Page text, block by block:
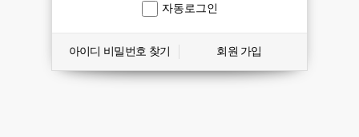
자동로그인
아이디 비밀번호 찾기 회원 가입